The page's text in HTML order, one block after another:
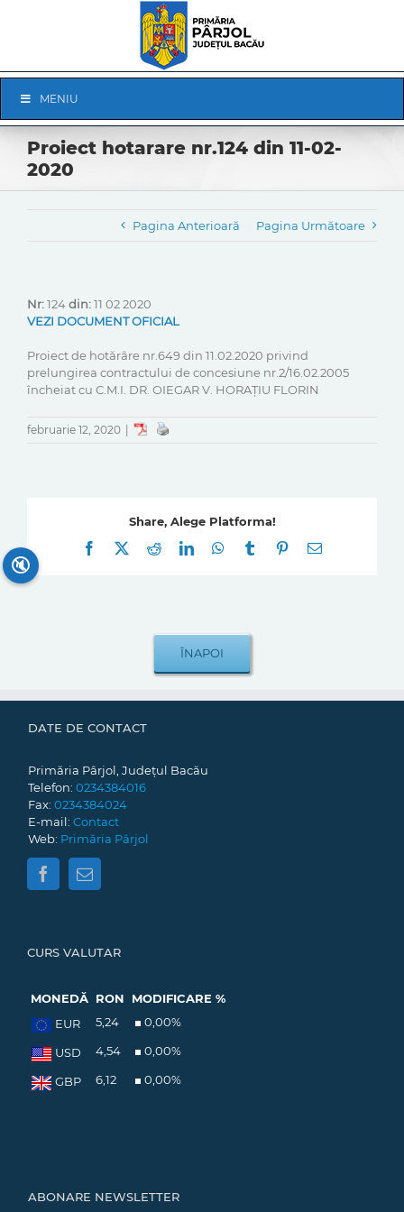
Navigation
MENIU
Proiect hotarare nr.124 din 11-02-
2020
Pagina Anterioară Pagina Următoare
Nr:124din:11 02 2020
VEZI DOCUMENT OFICIAL
Proiect de hotărâre nr.649 din 11.02.2020 privind
prelungirea contractului de concesiune nr.2/16.02.2005
încheiat cu C.M.I. DR. OIEGAR V. HORAȚIU FLORIN
februarie 12, 2020
Share, Alege Platforma!
Facebook
RedditLinkedInWhatsApp
Tumblr Pinterest
E-
DATE DE CONTACT
Primăria Pârjol, Județul Bacău
Telefon: 0234384016
Fax: 0234384024
E-mail: Contact
Web: Primăria Pârjol
CURS VALUTAR
MONEDĂ RON
MODIFICARE %
EUR
5,24 0,00%
USD 4,54 0,00%
GBP 6,12 0,00%
ABONARE NEWSLETTER
🔇